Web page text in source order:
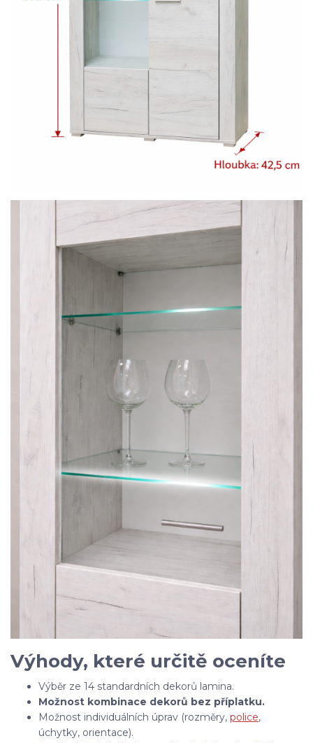
Výhody, které určitě oceníte
Výběr ze 14 standardních dekorů lamina.
Možnost kombinace dekorů bez příplatku.
Možnost individuálních úprav (rozměry, police,
úchytky, orientace).